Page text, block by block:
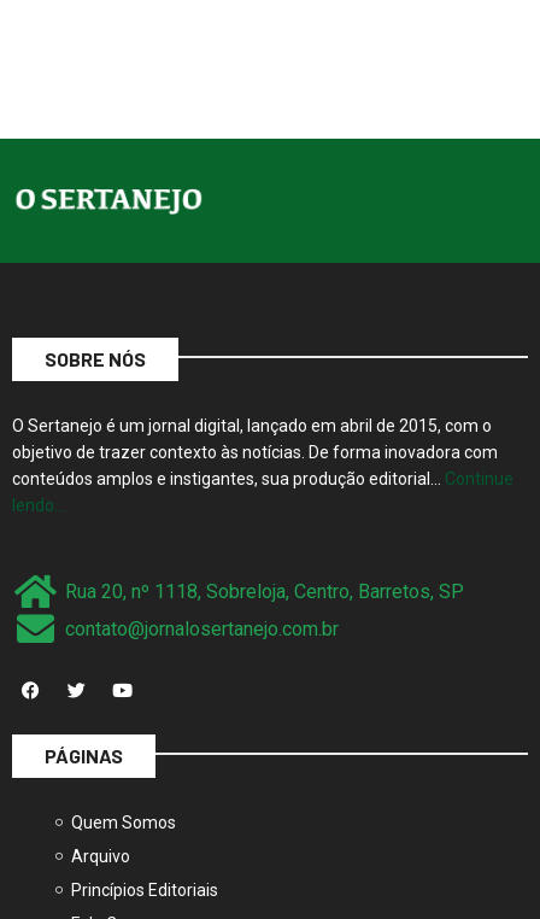
SOBRE NÓS
O Sertanejo é um jornal digital, lançado em abril de 2015, com o
objetivo de trazer contexto às notícias. De forma inovadora com
conteúdos amplos e instigantes, sua produção editorial… Continue
lendo…
Rua 20, nº 1118, Sobreloja, Centro, Barretos, SP
contato@jornalosertanejo.com.br
PÁGINAS
Quem Somos
Arquivo
Princípios Editoriais